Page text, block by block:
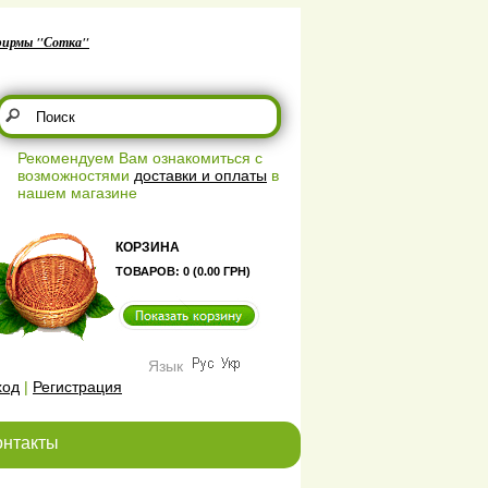
"Сотка"
Язык
Рекомендуем Вам ознакомиться с
возможностями доставки и оплаты в
нашем магазине
| Регистрация
КОРЗИНА
ТОВАРОВ: 0 (0.00 ГРН)